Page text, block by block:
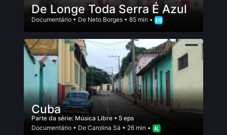
De Longe Toda Serra É Azul
Documentário • De Neto Borges • 85 min •
Cuba
Parte da série: Música Libre • 5 eps
Documentário • De Carolina Sá • 26 min •